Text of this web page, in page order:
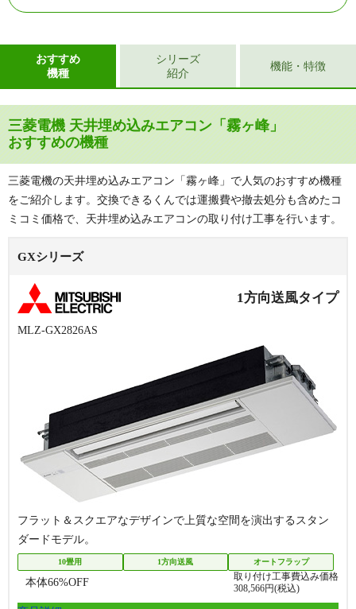
おすすめ
機種
シリーズ
紹介
機能・特徴
三菱電機 天井埋め込みエアコン「霧ヶ峰」
おすすめの機種
三菱電機の天井埋め込みエアコン「霧ヶ峰」で人気のおすすめ機種
をご紹介します。交換できるくんでは運搬費や撤去処分も含めたコ
ミコミ価格で、天井埋め込みエアコンの取り付け工事を行います。
GXシリーズ
1方向送風タイプ
MLZ-GX2826AS
フラット＆スクエアなデザインで上質な空間を演出するスタン
ダードモデル。
10畳用 1方向送風 オートフラップ
本体66%OFF
取り付け工事費込み価格
308,566円(税込)